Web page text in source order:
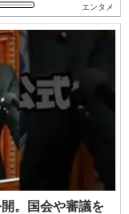
エンタメ
。国会や審議を